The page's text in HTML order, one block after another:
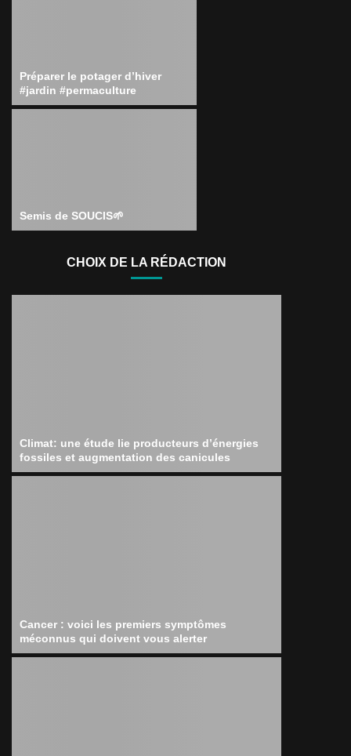
Préparer le potager d’hiver
#jardin #permaculture
Semis de SOUCIS🌱
CHOIX DE LA RÉDACTION
Climat: une étude lie producteurs d’énergies
fossiles et augmentation des canicules
Cancer : voici les premiers symptômes
méconnus qui doivent vous alerter